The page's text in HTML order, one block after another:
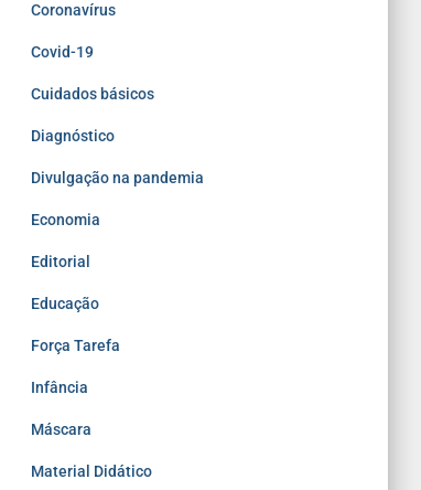
Coronavírus
Covid-19
Cuidados básicos
Diagnóstico
Divulgação na pandemia
Economia
Editorial
Educação
Força Tarefa
Infância
Máscara
Material Didático